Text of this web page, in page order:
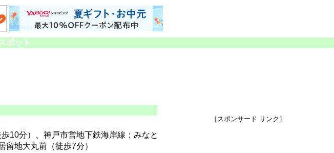
ポット
10分）、神戸市営地下鉄海岸線：みなと
留地大丸前（徒歩7分）
［スポンサード リンク］